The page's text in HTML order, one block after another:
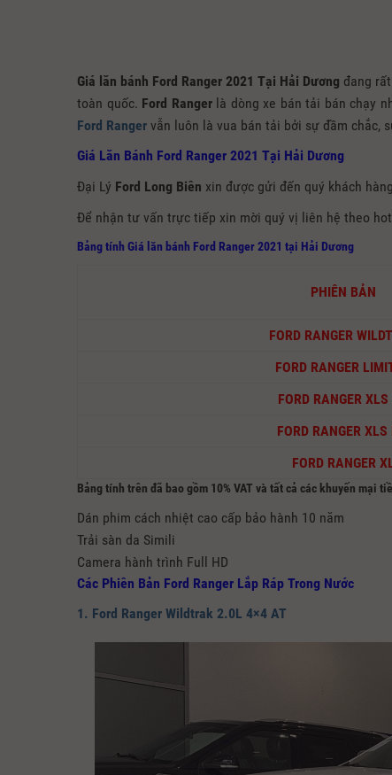
Giá lăn bánh Ford Ranger 2021 Tại Hải Dương đang
toàn quốc. Ford Rangerlà dòng xe bán tải bán chạy
Ford Ranger vẫn luôn là vua bán tải bởi sự đầm chắc,
Giá Lăn Bánh Ford Ranger 2021 Tại Hải Dương
Đại Lý Ford Long Biên xin được gửi đến quý khách
Để nhận tư vấn trực tiếp xin mời quý vị liên hệ theo
Bảng tính Giá lăn bánh Ford Ranger 2021 tại Hải Dương
PHIÊN BẢN
FORD RANGER
FORD RANGER
FORD RANGER
FORD RANGER XLS
FORD RANGER
Bảng tính trên đã bao gồm 10% VAT và tất cả các khuyến mại
Dán phim cách nhiệt cao cấp bảo hành 10 năm
Trải sàn da Simili
Camera hành trình Full HD
Các Phiên Bản Ford Ranger Lắp Ráp Trong Nước
1. Ford Ranger Wildtrak 2.0L 4×4 AT